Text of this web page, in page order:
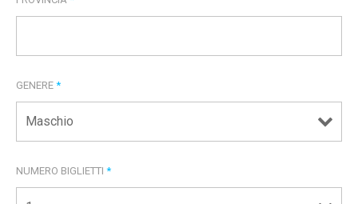
GENERE *
NUMERO BIGLIETTI *